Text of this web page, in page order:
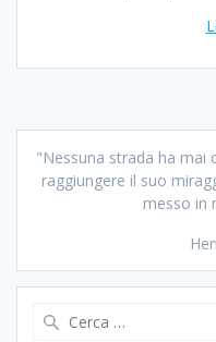
"Nessuna strada ha mai
raggiungere il suo
messo in